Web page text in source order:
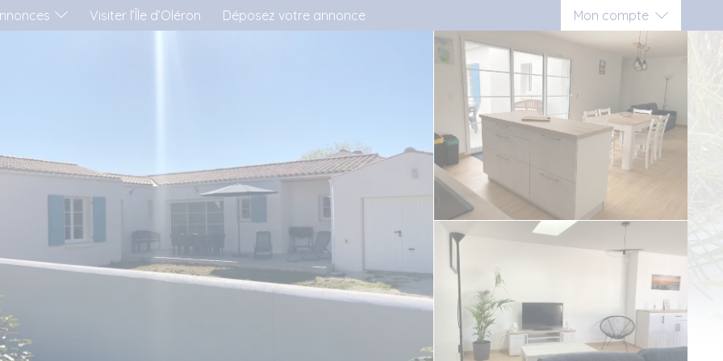
APPARTEMENT
Visiter l’Île d’Oléron Déposez votre annonce Mon compte
Connexion
Inscription vacancier
Inscription propriétaire